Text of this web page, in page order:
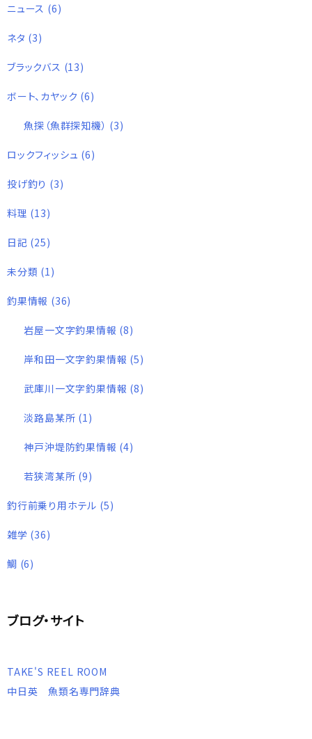
ニュース (6)
ネタ (3)
ブラックバス (13)
ボート、カヤック (6)
魚探（魚群探知機） (3)
ロックフィッシュ (6)
投げ釣り (3)
料理 (13)
日記 (25)
未分類 (1)
釣果情報 (36)
岩屋一文字釣果情報 (8)
岸和田一文字釣果情報 (5)
武庫川一文字釣果情報 (8)
淡路島某所 (1)
神戸沖堤防釣果情報 (4)
若狭湾某所 (9)
釣行前乗り用ホテル (5)
雑学 (36)
鯛 (6)
ブログ・サイト
TAKE'S REEL ROOM
中日英 魚類名専門辞典